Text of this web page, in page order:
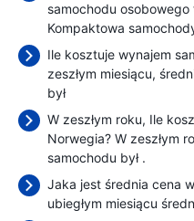
samochodu
Kompaktowa
Ile kosztuje wynajem
zeszłym miesiącu,
był
W zeszłym roku, Ile
Norwegia? W zeszłym
samochodu był .
Jaka jest średnia cena
ubiegłym miesiącu